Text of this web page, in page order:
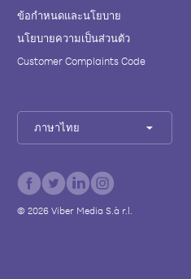
ข้อกำหนดและนโยบาย
นโยบายความเป็นส่วนตัว
Customer Complaints Code
ภาษาไทย
© 2026Viber Media S.à r.l.